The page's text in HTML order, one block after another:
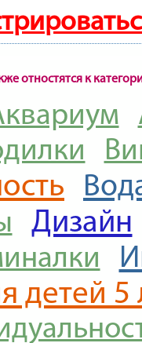
отностятся к
Дизайн
детей 5